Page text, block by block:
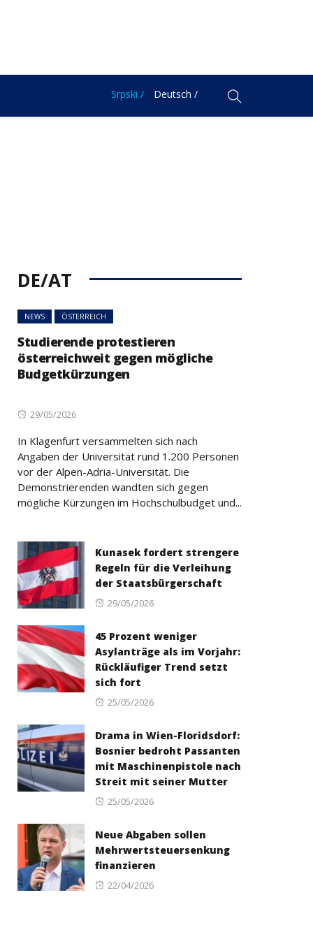
Srpski / Deutsch /
DE/AT
NEWS ÖSTERREICH
Studierende protestieren
österreichweit gegen mögliche
Budgetkürzungen
Posted
29/05/2026
In Klagenfurt versammelten sich nach
Angaben der Universität rund 1.200 Personen
vor der Alpen-Adria-Universität. Die
Demonstrierenden wandten sich gegen
mögliche Kürzungen im Hochschulbudget und...
Kunasek fordert strengere
Regeln für die Verleihung
der Staatsbürgerschaft
Posted
29/05/2026
45 Prozent weniger
Asylanträge als im Vorjahr:
Rückläufiger Trend setzt
sich fort
Posted
25/05/2026
Drama in Wien-Floridsdorf:
Bosnier bedroht Passanten
mit Maschinenpistole nach
Streit mit seiner Mutter
Posted
25/05/2026
Neue Abgaben sollen
Mehrwertsteuersenkung
finanzieren
Posted
22/04/2026